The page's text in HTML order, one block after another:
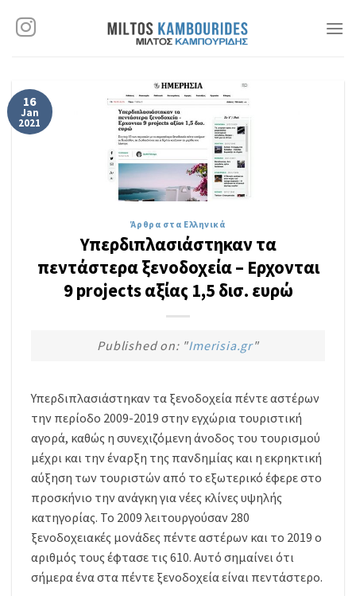
16
Jan
2021
Άρθρα στα Ελληνικά
Υπερδιπλασιάστηκαν τα
πεντάστερα ξενοδοχεία – Eρχονται
9 projects αξίας 1,5 δισ. ευρώ
Published on: "Imerisia.gr"
Υπερδιπλασιάστηκαν τα ξενοδοχεία πέντε αστέρων
την περίοδο 2009-2019 στην εγχώρια τουριστική
αγορά, καθώς η συνεχιζόμενη άνοδος του τουρισμού
μέχρι και την έναρξη της πανδημίας και η εκρηκτική
αύξηση των τουριστών από το εξωτερικό έφερε στο
προσκήνιο την ανάγκη για νέες κλίνες υψηλής
κατηγορίας. Το 2009 λειτουργούσαν 280
ξενοδοχειακές μονάδες πέντε αστέρων και το 2019 ο
αριθμός τους έφτασε τις 610. Αυτό σημαίνει ότι
σήμερα ένα στα πέντε ξενοδοχεία είναι πεντάστερο.